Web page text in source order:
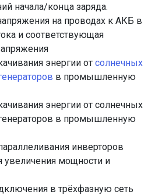
начала/конца заряда.
на проводах к АКБ в
и соответствующая
энергии от солнечных
в промышленную
энергии от солнечных
в промышленную
инверторов
увеличения мощности и
в трёхфазную сеть